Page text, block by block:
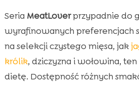
Seria MeatLoverprzypadnie do
wyrafinowanych preferencjach
na selekcji czystego mięsa, jak
królik, dziczyzna i wołowina,
dietę. Dostępność różnych